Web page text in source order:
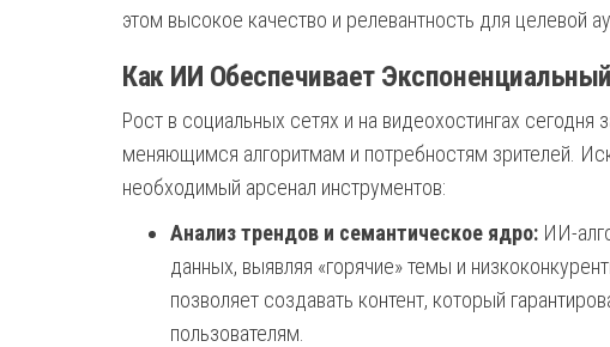
этом высокое качество и релевантность для целевой
Как ИИ Обеспечивает
Рост в социальных сетях и на видеохостингах
меняющимся алгоритмам и потребностям зрителей.
необходимый арсенал инструментов:
Анализ трендов и семантическое ядро: ИИ-
данных, выявляя «горячие» темы и
позволяет создавать контент, который
пользователям.